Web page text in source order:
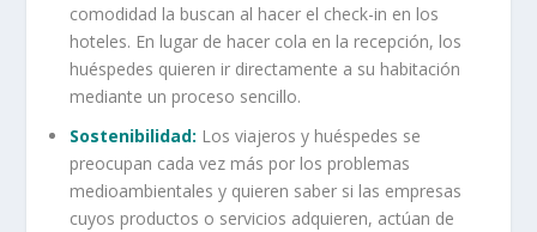
comodidad la buscan al hacer el check-in en los
hoteles. En lugar de hacer cola en la recepción, los
huéspedes quieren ir directamente a su habitación
mediante un proceso sencillo.
Sostenibilidad: Los viajeros y huéspedes se
preocupan cada vez más por los problemas
medioambientales y quieren saber si las empresas
cuyos productos o servicios adquieren, actúan de